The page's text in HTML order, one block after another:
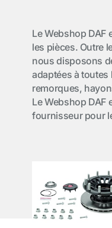
Le Webshop DAF
les pièces. Outre
nous disposons
adaptées à
remorques,
Le Webshop DAF
fournisseur pour